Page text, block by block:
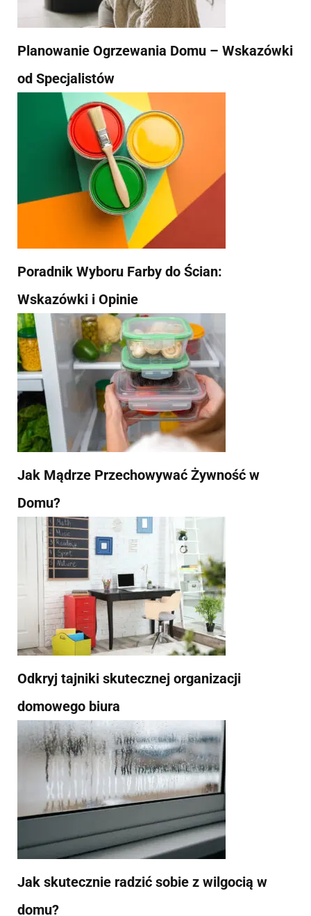
Planowanie Ogrzewania Domu – Wskazówki
od Specjalistów
Poradnik Wyboru Farby do Ścian:
Wskazówki i Opinie
Jak Mądrze Przechowywać Żywność w
Domu?
Odkryj tajniki skutecznej organizacji
domowego biura
Jak skutecznie radzić sobie z wilgocią w
domu?